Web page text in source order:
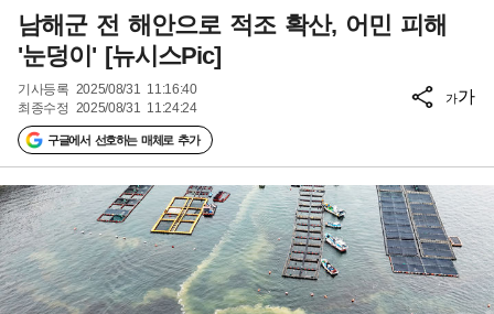
남해군 전 해안으로 적조 확산, 어민 피해
'눈덩이' [뉴시스Pic]
기사등록 2025/08/31 11:16:40
최종수정 2025/08/31 11:24:24
구글에서 선호하는 매체로 추가
가가